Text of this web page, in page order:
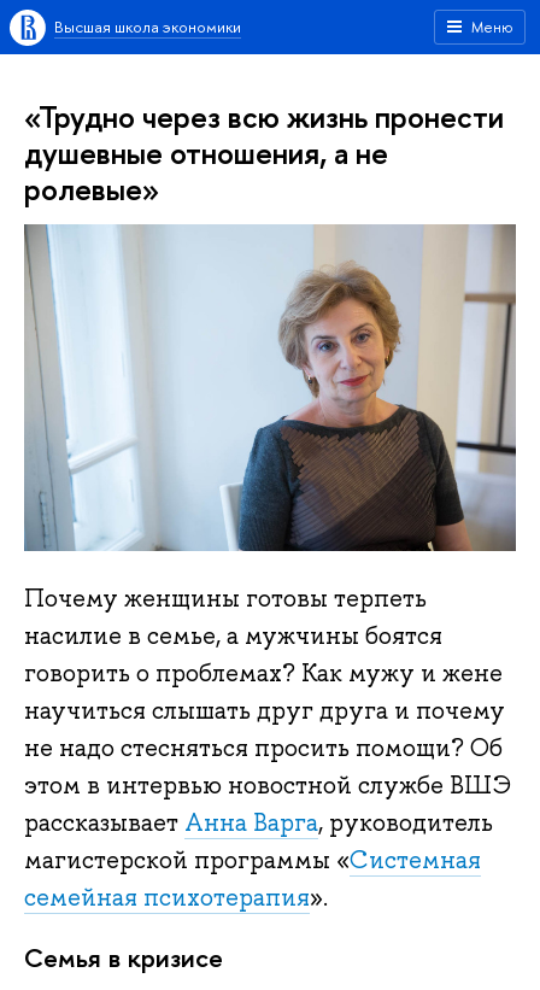
Меню
Высшая школа экономики
«Трудно через всю жизнь пронести
душевные отношения, а не
ролевые»
Почему женщины готовы терпеть
насилие в семье, а мужчины боятся
говорить о проблемах? Как мужу и жене
научиться слышать друг друга и почему
не надо стесняться просить помощи? Об
этом в интервью новостной службе ВШЭ
рассказывает Анна Варга, руководитель
магистерской программы «Системная
семейная психотерапия».
Семья в кризисе